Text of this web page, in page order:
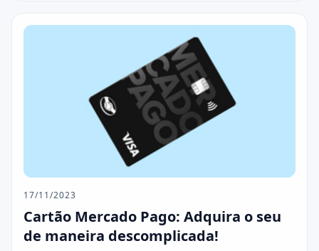
17/11/2023
Cartão Mercado Pago: Adquira o seu
de maneira descomplicada!